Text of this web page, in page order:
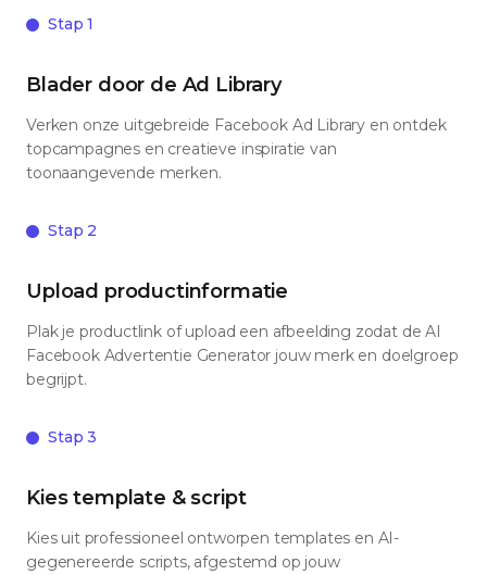
Stap 1
Blader door de Ad Library
Verken onze uitgebreide Facebook Ad Library en ontdek
topcampagnes en creatieve inspiratie van
toonaangevende merken.
Stap 2
Upload productinformatie
Plak je productlink of upload een afbeelding zodat de AI
Facebook Advertentie Generator jouw merk en doelgroep
begrijpt.
Stap 3
Kies template & script
Kies uit professioneel ontworpen templates en AI-
gegenereerde scripts, afgestemd op jouw